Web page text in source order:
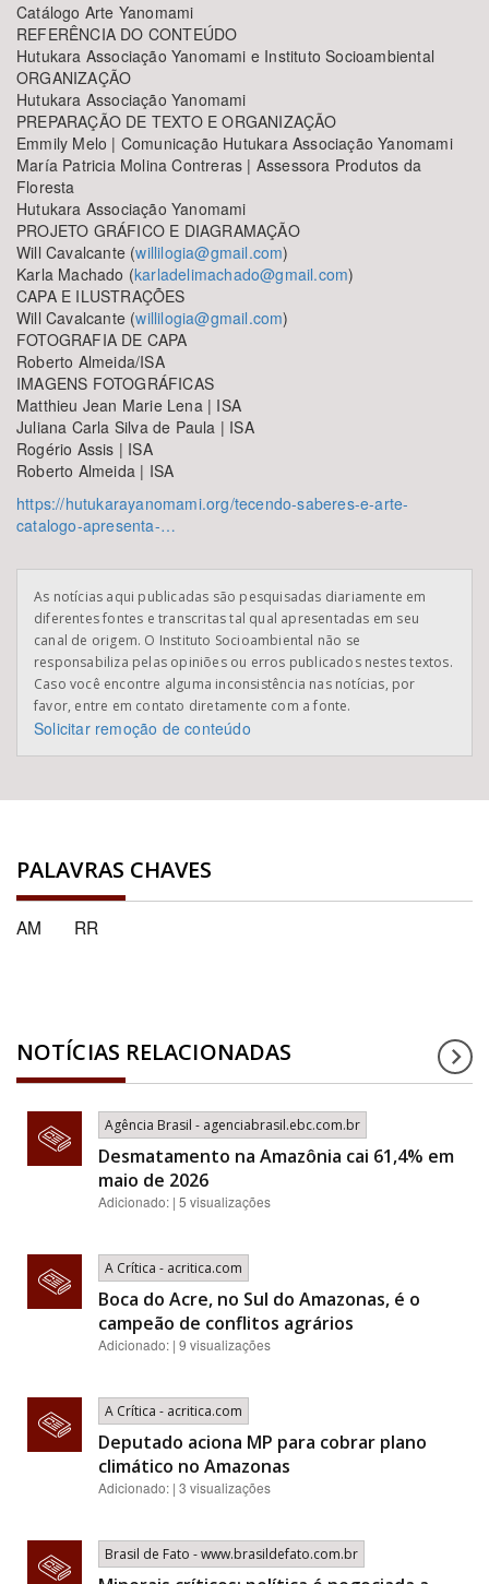
Catálogo Arte Yanomami
REFERÊNCIA DO CONTEÚDO
Hutukara Associação Yanomami e Instituto Socioambiental
ORGANIZAÇÃO
Hutukara Associação Yanomami
PREPARAÇÃO DE TEXTO E ORGANIZAÇÃO
Emmily Melo | Comunicação Hutukara Associação Yanomami
María Patricia Molina Contreras | Assessora Produtos da
Floresta
Hutukara Associação Yanomami
PROJETO GRÁFICO E DIAGRAMAÇÃO
Will Cavalcante (willilogia@gmail.com)
Karla Machado (karladelimachado@gmail.com)
CAPA E ILUSTRAÇÕES
Will Cavalcante (willilogia@gmail.com)
FOTOGRAFIA DE CAPA
Roberto Almeida/ISA
IMAGENS FOTOGRÁFICAS
Matthieu Jean Marie Lena | ISA
Juliana Carla Silva de Paula | ISA
Rogério Assis | ISA
Roberto Almeida | ISA
https://hutukarayanomami.org/tecendo-saberes-e-arte-
catalogo-apresenta-…
As notícias aqui publicadas são pesquisadas diariamente em
diferentes fontes e transcritas tal qual apresentadas em seu
canal de origem. O Instituto Socioambiental não se
responsabiliza pelas opiniões ou erros publicados nestes textos.
Caso você encontre alguma inconsistência nas notícias, por
favor, entre em contato diretamente com a fonte.
Solicitar remoção de conteúdo
PALAVRAS CHAVES
AM RR
NOTÍCIAS RELACIONADAS
Agência Brasil - agenciabrasil.ebc.com.br
Desmatamento na Amazônia cai 61,4% em
maio de 2026
Adicionado: | 5 visualizações
A Crítica - acritica.com
Boca do Acre, no Sul do Amazonas, é o
campeão de conflitos agrários
Adicionado: | 9 visualizações
A Crítica - acritica.com
Deputado aciona MP para cobrar plano
climático no Amazonas
Adicionado: | 3 visualizações
Brasil de Fato - www.brasildefato.com.br